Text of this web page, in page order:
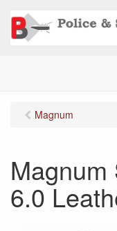
Magnum
Magnum
6.0